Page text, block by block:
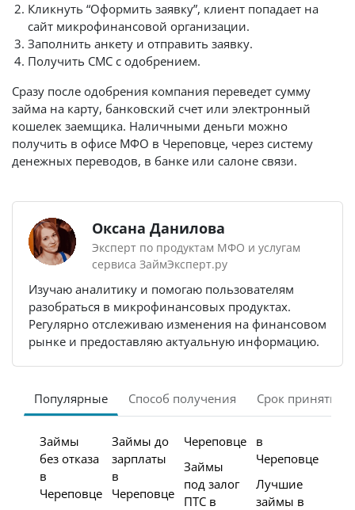
Кликнуть “Оформить заявку”, клиент попадает на
сайт микрофинансовой организации.
Заполнить анкету и отправить заявку.
Получить СМС с одобрением.
Сразу после одобрения компания переведет сумму
займа на карту, банковский счет или электронный
кошелек заемщика. Наличными деньги можно
получить в офисе МФО в Череповце, через систему
денежных переводов, в банке или салоне связи.
Оксана Данилова
Эксперт по продуктам МФО и услугам
сервиса ЗаймЭксперт.ру
Изучаю аналитику и помогаю пользователям
разобраться в микрофинансовых продуктах.
Регулярно отслеживаю изменения на финансовом
рынке и предоставляю актуальную информацию.
Популярные Способ получения Срок принятия
Займы
без отказа
в
Череповце
Займы до
зарплаты
в
Череповце
Череповце
Займы
под залог
ПТС в
в
Череповце
Лучшие
займы в